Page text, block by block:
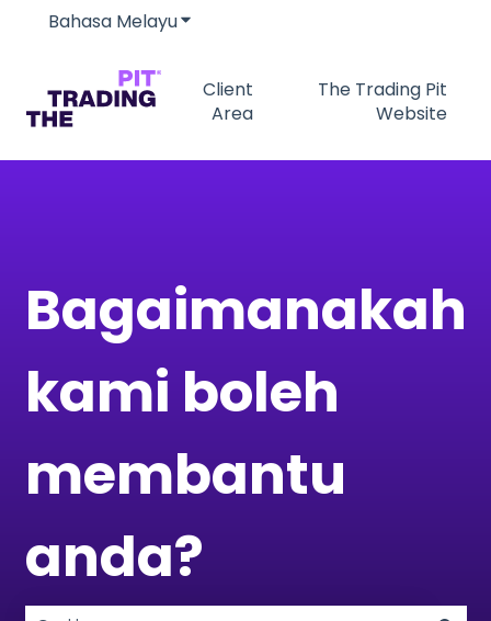
Bahasa MelayuTunjukkan submenu untuk
Client
Area
The Trading Pit
Website
Bagaimanakah
kami boleh
membantu
anda?